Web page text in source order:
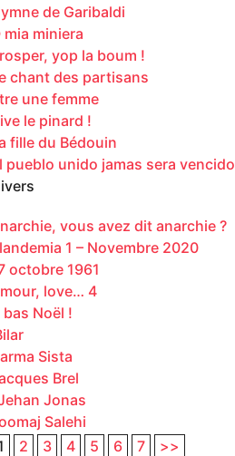
de Garibaldi
mia miniera
yop la boum !
chant des partisans
une femme
le pinard !
fille du Bédouin
pueblo unido jamas sera vencido
vous avez dit anarchie ?
1 – Novembre 2020
octobre 1961
love… 4
bas Noël !
Sista
Brel
Jonas
Salehi
2 3 4 5 6 7 >>